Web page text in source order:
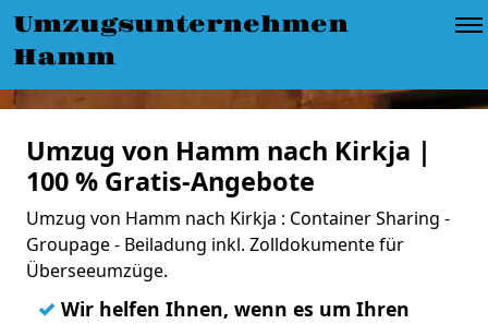
Umzugsunternehmen
Hamm
Umzug von Hamm nach Kirkja |
100 % Gratis-Angebote
Umzug von Hamm nach Kirkja : Container Sharing -
Groupage - Beiladung inkl. Zolldokumente für
Überseeumzüge.
✓ Wir helfen Ihnen, wenn es um Ihren